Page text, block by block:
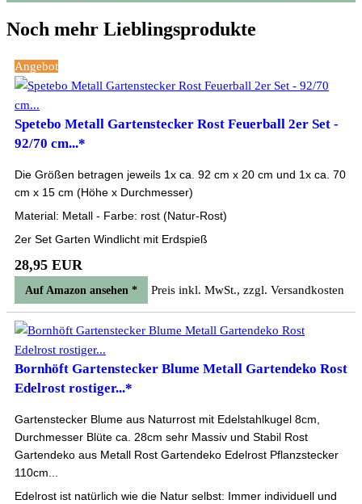
Noch mehr Lieblingsprodukte
Angebot
Spetebo Metall Gartenstecker Rost Feuerball 2er Set -
92/70 cm...*
Die Größen betragen jeweils 1x ca. 92 cm x 20 cm und 1x ca. 70
cm x 15 cm (Höhe x Durchmesser)
Material: Metall - Farbe: rost (Natur-Rost)
2er Set Garten Windlicht mit Erdspieß
28,95 EUR
Auf Amazon ansehen * Preis inkl. MwSt., zzgl. Versandkosten
Bornhöft Gartenstecker Blume Metall Gartendeko Rost
Edelrost rostiger...*
Gartenstecker Blume aus Naturrost mit Edelstahlkugel 8cm,
Durchmesser Blüte ca. 28cm sehr Massiv und Stabil Rost
Gartendeko aus Metall Rost Gartendeko Edelrost Pflanzstecker
110cm...
Edelrost ist natürlich wie die Natur selbst: Immer individuell und